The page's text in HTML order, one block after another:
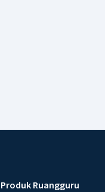
Produk Ruangguru